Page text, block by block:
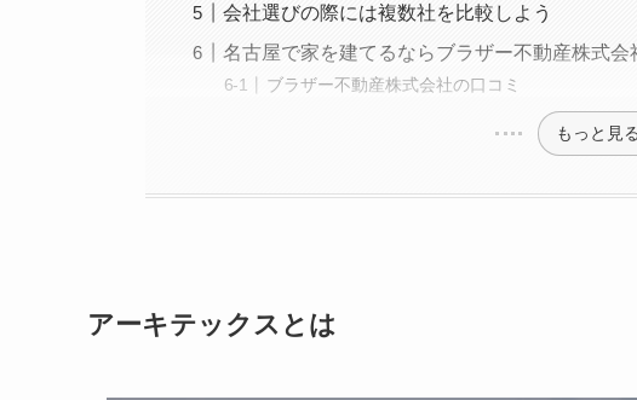
会社選びの際には複数社を比較しよう
名古屋で家を建てるならブラザー不動産株式会
ブラザー不動産株式会社の口コミ
もっと見る
アーキテックスとは